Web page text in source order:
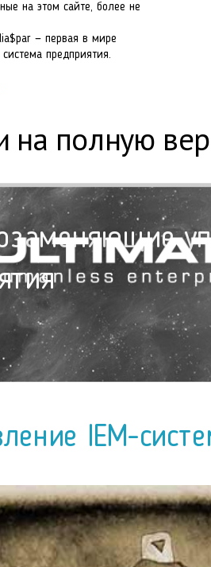
на этом сайте, более не
— первая в мире
предприятия.
на полную
IEM-